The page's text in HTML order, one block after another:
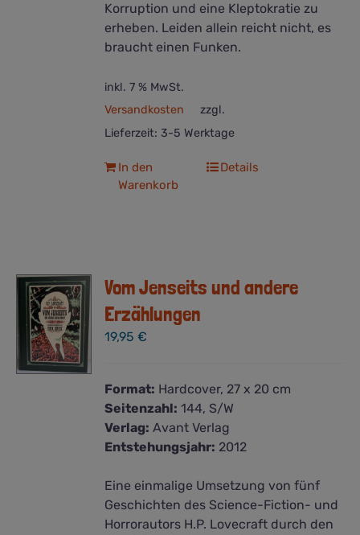
Korruption und eine Kleptokratie zu
erheben. Leiden allein reicht nicht, es
braucht einen Funken.
inkl. 7 % MwSt.
zzgl.
Versandkosten
Lieferzeit: 3-5 Werktage
In den
Warenkorb
Details
Vom Jenseits und andere
Erzählungen
19,95€
Format: Hardcover, 27 x 20 cm
Seitenzahl: 144, S/W
Verlag: Avant Verlag
Entstehungsjahr: 2012
Eine einmalige Umsetzung von fünf
Geschichten des Science-Fiction- und
Horrorautors H.P. Lovecraft durch den